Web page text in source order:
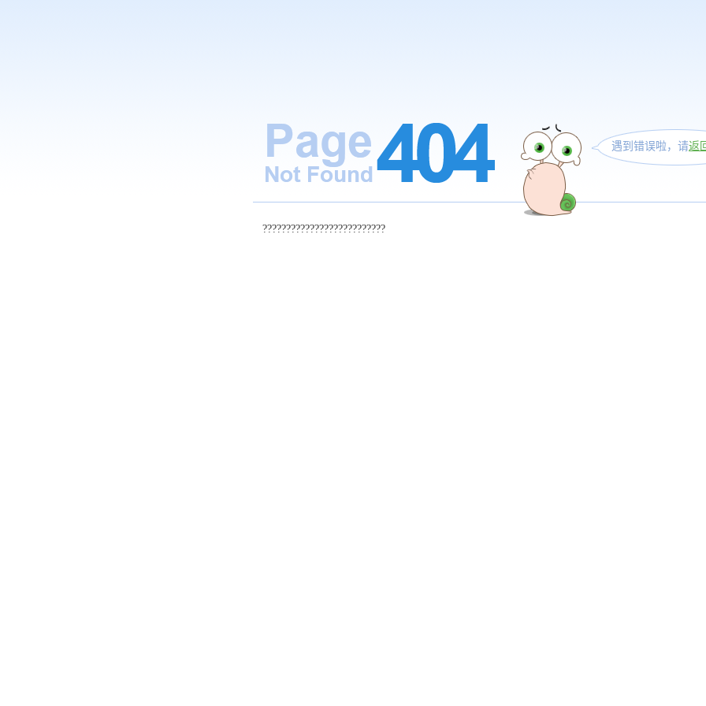
遇到错误啦，请返
??????????????????????????